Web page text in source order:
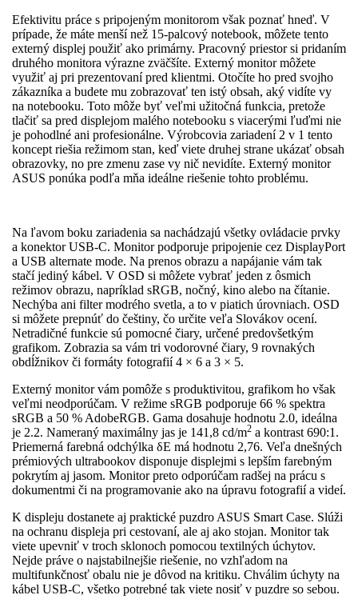
Efektivitu práce s pripojeným monitorom však poznať hneď. V
prípade, že máte menší než 15-palcový notebook, môžete tento
externý displej použiť ako primárny. Pracovný priestor si pridaním
druhého monitora výrazne zväčšíte. Externý monitor môžete
využiť aj pri prezentovaní pred klientmi. Otočíte ho pred svojho
zákazníka a budete mu zobrazovať ten istý obsah, aký vidíte vy
na notebooku. Toto môže byť veľmi užitočná funkcia, pretože
tlačiť sa pred displejom malého notebooku s viacerými ľuďmi nie
je pohodlné ani profesionálne. Výrobcovia zariadení 2 v 1 tento
koncept riešia režimom stan, keď viete druhej strane ukázať obsah
obrazovky, no pre zmenu zase vy nič nevidíte. Externý monitor
ASUS ponúka podľa mňa ideálne riešenie tohto problému.
Na ľavom boku zariadenia sa nachádzajú všetky ovládacie prvky
a konektor USB-C. Monitor podporuje pripojenie cez DisplayPort
a USB alternate mode. Na prenos obrazu a napájanie vám tak
stačí jediný kábel. V OSD si môžete vybrať jeden z ôsmich
režimov obrazu, napríklad sRGB, nočný, kino alebo na čítanie.
Nechýba ani filter modrého svetla, a to v piatich úrovniach. OSD
si môžete prepnúť do češtiny, čo určite veľa Slovákov ocení.
Netradičné funkcie sú pomocné čiary, určené predovšetkým
grafikom. Zobrazia sa vám tri vodorovné čiary, 9 rovnakých
obdĺžnikov či formáty fotografií 4 × 6 a 3 × 5.
Externý monitor vám pomôže s produktivitou, grafikom ho však
veľmi neodporúčam. V režime sRGB podporuje 66 % spektra
sRGB a 50 % AdobeRGB. Gama dosahuje hodnotu 2.0, ideálna
je 2.2. Nameraný maximálny jas je 141,8 cd/m2 a kontrast 690:1.
Priemerná farebná odchýlka δE má hodnotu 2,76. Veľa dnešných
prémiových ultrabookov disponuje displejmi s lepším farebným
pokrytím aj jasom. Monitor preto odporúčam radšej na prácu s
dokumentmi či na programovanie ako na úpravu fotografií a videí.
K displeju dostanete aj praktické puzdro ASUS Smart Case. Slúži
na ochranu displeja pri cestovaní, ale aj ako stojan. Monitor tak
viete upevniť v troch sklonoch pomocou textilných úchytov.
Nejde práve o najstabilnejšie riešenie, no vzhľadom na
multifunkčnosť obalu nie je dôvod na kritiku. Chválim úchyty na
kábel USB-C, všetko potrebné tak viete nosiť v puzdre so sebou.